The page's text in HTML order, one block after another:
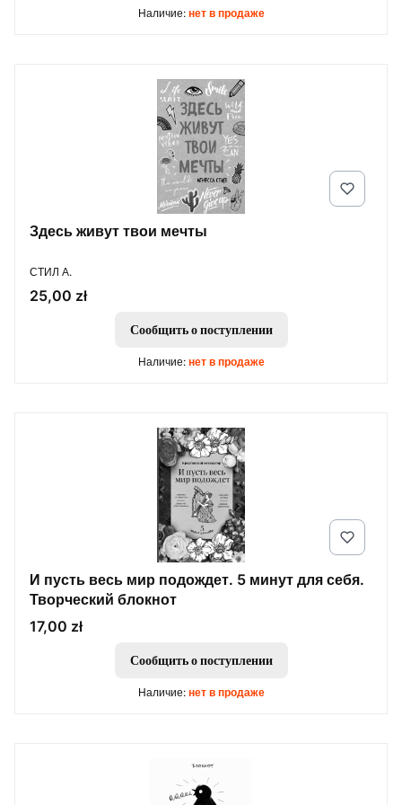
Наличие: нет в продаже
Здесь живут твои мечты
ПРОИЗВОДИТЕЛЬ
СТИЛ А.
Цена
25,00 zł
Сообщить о поступлении
Наличие: нет в продаже
И пусть весь мир подождет. 5 минут для себя.
Творческий блокнот
Цена
17,00 zł
Сообщить о поступлении
Наличие: нет в продаже